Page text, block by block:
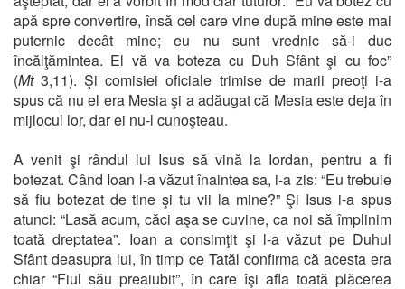
apă spre convertire, însă cel care vine după mine este mai
puternic decât mine; eu nu sunt vrednic să-i duc
încălţămintea. El vă va boteza cu Duh Sfânt şi cu foc”
(Mt3,11). Şi comisiei oficiale trimise de marii preoţi i-a
spus că nu el era Mesia şi a adăugat că Mesia este deja în
mijlocul lor, dar ei nu-l cunoşteau.
A venit şi rândul lui Isus să vină la Iordan, pentru a fi
botezat. Când Ioan l-a văzut înaintea sa, i-a zis: “Eu trebuie
să fiu botezat de tine şi tu vii la mine?” Şi Isus i-a spus
atunci: “Lasă acum, căci aşa se cuvine, ca noi să împlinim
toată dreptatea”. Ioan a consimţit şi l-a văzut pe Duhul
Sfânt deasupra lui, în timp ce Tatăl confirma că acesta era
chiar “Fiul său preaiubit”, în care îşi afla toată plăcerea